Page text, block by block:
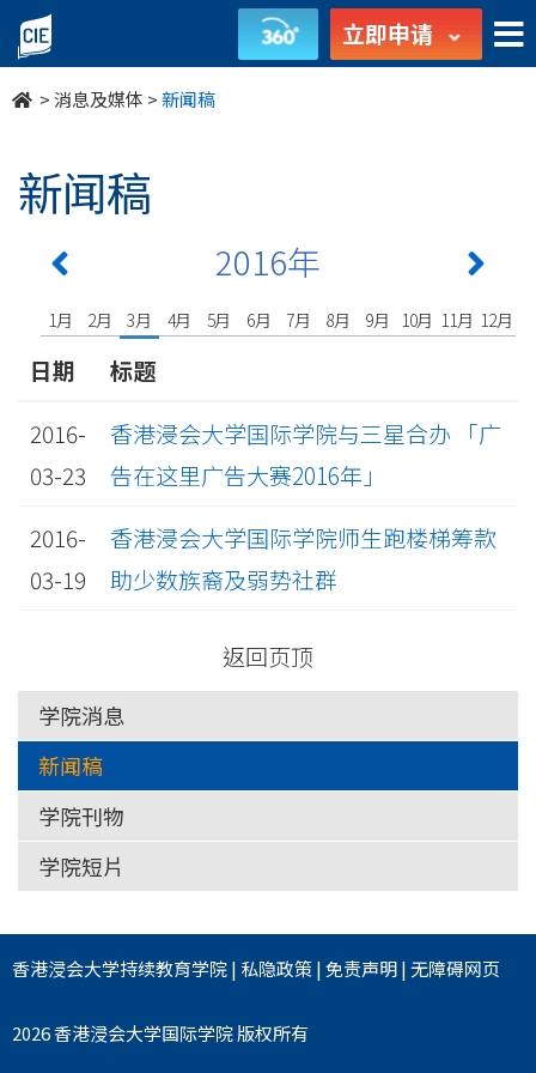
undefined 立即申请
>消息及媒体 >新闻稿
新闻稿
2016年
1月 2月 3月 4月 5月 6月 7月 8月 9月 10月 11月 12月
日期
标题
2016-
03-23
香港浸会大学国际学院与三星合办 「广
告在这里广告大赛2016年」
2016-
03-19
香港浸会大学国际学院师生跑楼梯筹款
助少数族裔及弱势社群
返回页顶
学院消息
新闻稿
学院刊物
学院短片
香港浸会大学持续教育学院| 私隐政策|免责声明|无障碍网页
2026 香港浸会大学国际学院 版权所有